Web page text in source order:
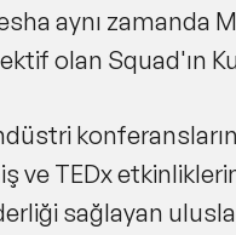
aynı zamanda
olan Squad'ın
ve TEDx
sağlayan